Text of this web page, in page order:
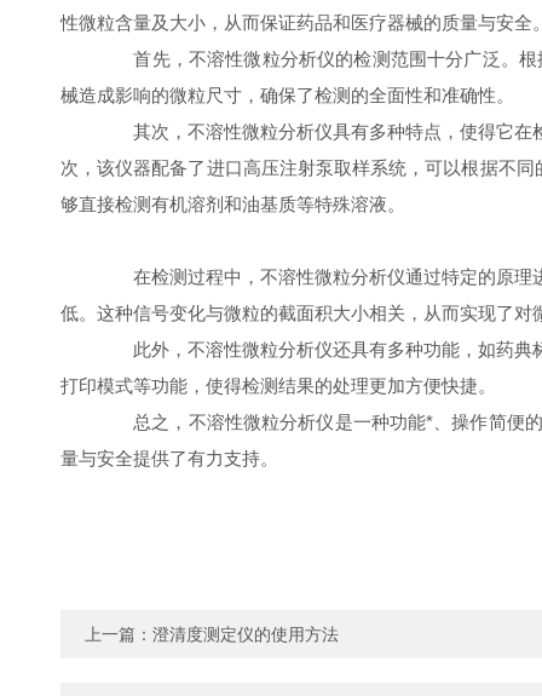
性微粒含量及大小，从而保证药品和医疗器械的质量与安
首先，不溶性微粒分析仪的检测范围十分广泛。根
械造成影响的微粒尺寸，确保了检测的全面性和准确性。
其次，不溶性微粒分析仪具有多种特点，使得它在
次，该仪器配备了进口高压注射泵取样系统，可以根据不
够直接检测有机溶剂和油基质等特殊溶液。
在检测过程中，不溶性微粒分析仪通过特定的原理
低。这种信号变化与微粒的截面积大小相关，从而实现了对
此外，不溶性微粒分析仪还具有多种功能，如药典
打印模式等功能，使得检测结果的处理更加方便快捷。
总之，不溶性微粒分析仪是一种功能*、操作简便的
量与安全提供了有力支持。
上一篇： 澄清度测定仪的使用方法